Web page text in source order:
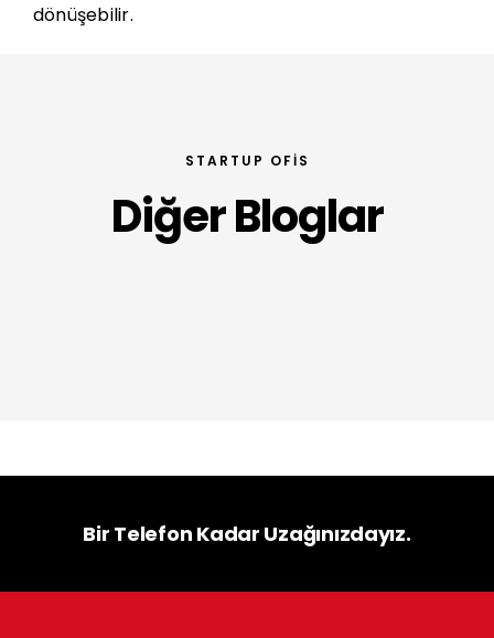
dönüşebilir.
STARTUP OFIS
Diğer Bloglar
Bir Telefon Kadar Uzağınızdayız.